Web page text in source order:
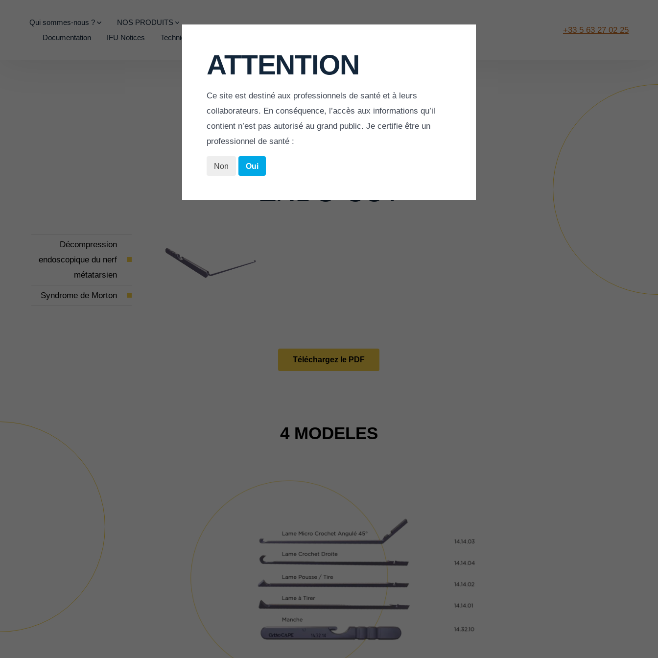
Qui sommes-nous ?
NOS PRODUITS
Documentation
IFU Notices Techniques Opératoires
+33 5 63 27 02 25
LAMES
ENDO-CUT
Décompression
endoscopique du nerf
métatarsien
Syndrome de Morton
Téléchargez le PDF
4 MODELES
ATTENTION
Ce site est destiné aux professionnels de santé et à leurs
collaborateurs. En conséquence, l’accès aux informations qu’il
contient n’est pas autorisé au grand public. Je certifie être un
professionnel de santé :
Non Oui